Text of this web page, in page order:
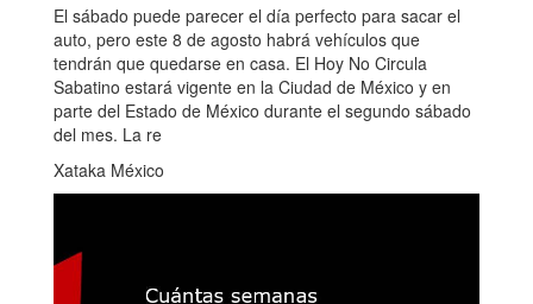
El sábado puede parecer el día perfecto para sacar el
auto, pero este 8 de agosto habrá vehículos que
tendrán que quedarse en casa. El Hoy No Circula
Sabatino estará vigente en la Ciudad de México y en
parte del Estado de México durante el segundo sábado
del mes. La re
Xataka México